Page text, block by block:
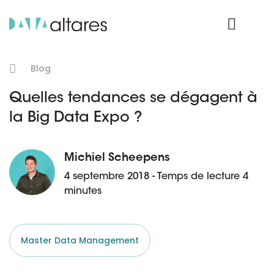
Blog
Quelles tendances se dégagent à
la Big Data Expo ?
Michiel Scheepens
4 septembre 2018 - Temps de lecture 4
minutes
Master Data Management